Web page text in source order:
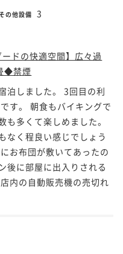
その他設備 3
ドの快適空間】広々過
◆禁煙
泊しました。 3回目の利
す。 朝食もバイキングで
多くて楽しめました。
なく程良い感じでしょう
お布団が敷いてあったの
後に部屋に出入りされる
内の自動販売機の売切れ